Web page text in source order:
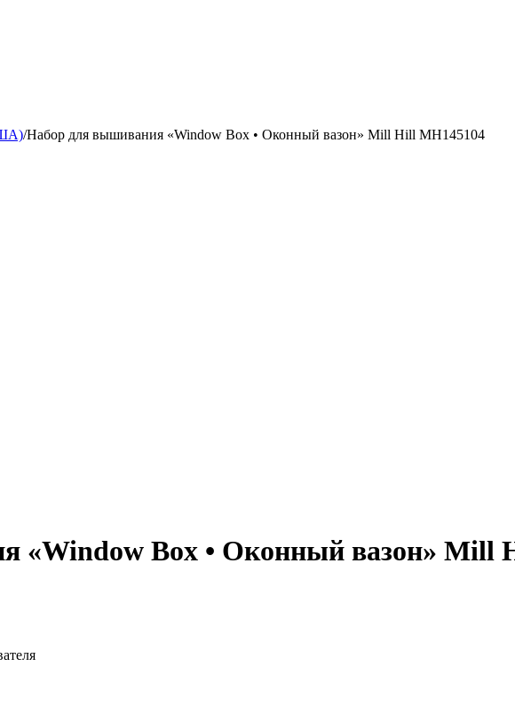
/Набор для вышивания «Window Box • Оконный вазон» Mill Hill MH145104
«Window Box • Оконный вазон» Mill